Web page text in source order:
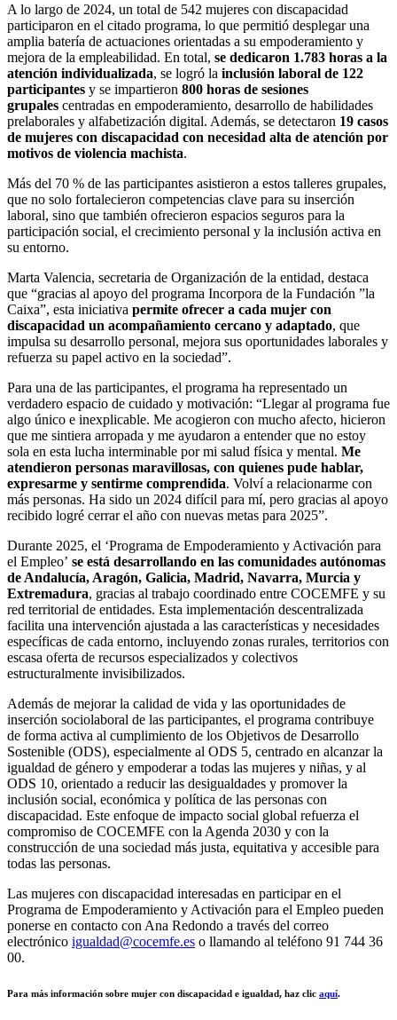
A lo largo de 2024, un total de 542 mujeres con discapacidad
participaron en el citado programa, lo que permitió desplegar una
amplia batería de actuaciones orientadas a su empoderamiento y
mejora de la empleabilidad. En total, se dedicaron 1.783 horas a la
atención individualizada, se logró la inclusión laboral de 122
participantes y se impartieron 800 horas de sesiones
grupales centradas en empoderamiento, desarrollo de habilidades
prelaborales y alfabetización digital. Además, se detectaron 19 casos
de mujeres con discapacidad con necesidad alta de atención por
motivos de violencia machista.
Más del 70 % de las participantes asistieron a estos talleres grupales,
que no solo fortalecieron competencias clave para su inserción
laboral, sino que también ofrecieron espacios seguros para la
participación social, el crecimiento personal y la inclusión activa en
su entorno.
Marta Valencia, secretaria de Organización de la entidad, destaca
que “gracias al apoyo del programa Incorpora de la Fundación ”la
Caixa”, esta iniciativa permite ofrecer a cada mujer con
discapacidad un acompañamiento cercano y adaptado, que
impulsa su desarrollo personal, mejora sus oportunidades laborales y
refuerza su papel activo en la sociedad”.
Para una de las participantes, el programa ha representado un
verdadero espacio de cuidado y motivación: “Llegar al programa fue
algo único e inexplicable. Me acogieron con mucho afecto, hicieron
que me sintiera arropada y me ayudaron a entender que no estoy
sola en esta lucha interminable por mi salud física y mental. Me
atendieron personas maravillosas, con quienes pude hablar,
expresarme y sentirme comprendida. Volví a relacionarme con
más personas. Ha sido un 2024 difícil para mí, pero gracias al apoyo
recibido logré cerrar el año con nuevas metas para 2025”.
Durante 2025, el ‘Programa de Empoderamiento y Activación para
el Empleo’ se está desarrollando en las comunidades autónomas
de Andalucía, Aragón, Galicia, Madrid, Navarra, Murcia y
Extremadura, gracias al trabajo coordinado entre COCEMFE y su
red territorial de entidades. Esta implementación descentralizada
facilita una intervención ajustada a las características y necesidades
específicas de cada entorno, incluyendo zonas rurales, territorios con
escasa oferta de recursos especializados y colectivos
estructuralmente invisibilizados.
Además de mejorar la calidad de vida y las oportunidades de
inserción sociolaboral de las participantes, el programa contribuye
de forma activa al cumplimiento de los Objetivos de Desarrollo
Sostenible (ODS), especialmente al ODS 5, centrado en alcanzar la
igualdad de género y empoderar a todas las mujeres y niñas, y al
ODS 10, orientado a reducir las desigualdades y promover la
inclusión social, económica y política de las personas con
discapacidad. Este enfoque de impacto social global refuerza el
compromiso de COCEMFE con la Agenda 2030 y con la
construcción de una sociedad más justa, equitativa y accesible para
todas las personas.
Las mujeres con discapacidad interesadas en participar en el
Programa de Empoderamiento y Activación para el Empleo pueden
ponerse en contacto con Ana Redondo a través del correo
electrónico igualdad@cocemfe.es o llamando al teléfono 91 744 36
00.
Para más información sobre mujer con discapacidad e igualdad, haz clic aquí.